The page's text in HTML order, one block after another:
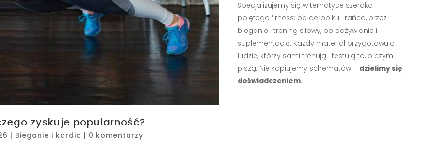
zyskuje popularność?
| Bieganie i kardio | 0 komentarzy
Specjalizujemy się w tematyce szeroko
pojętego fitness: od aerobiku i tańca, przez
bieganie i trening siłowy, po odżywianie i
suplementację. Każdy materiał przygotowują
ludzie, którzy sami trenują i testują to, o czym
piszą. Nie kopiujemy schematów – dzielimy się
doświadczeniem.